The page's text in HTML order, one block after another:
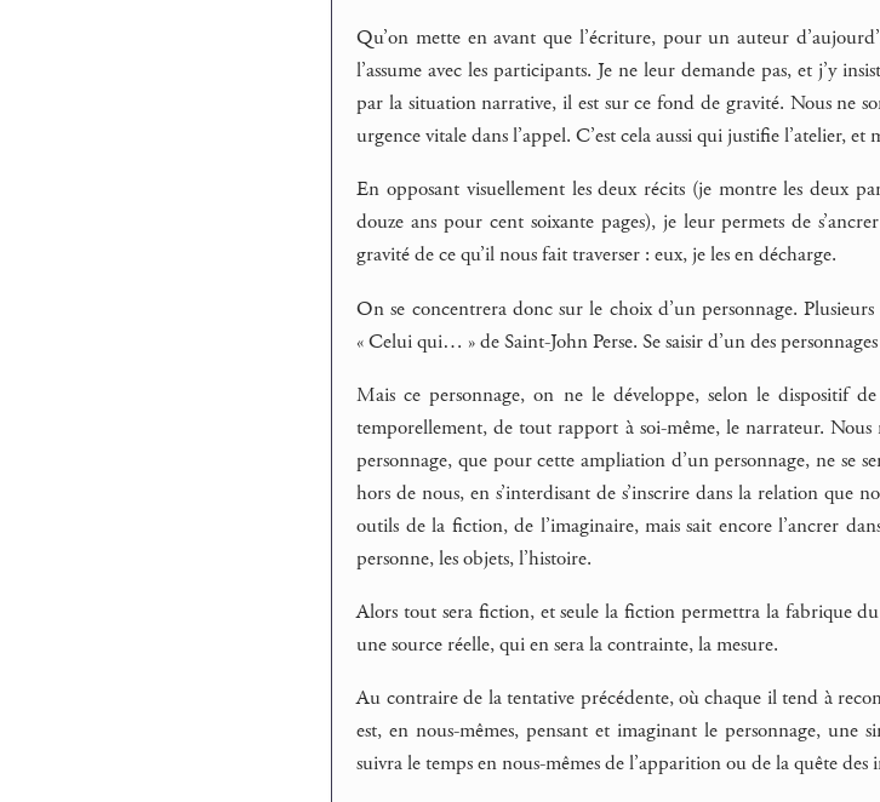
Qu’on mette en avant que l’écriture, pour un auteur
l’assume avec les participants. Je ne leur demande pas, et j’y
par la situation narrative, il est sur ce fond de gravité. Nous ne
urgence vitale dans l’appel. C’est cela aussi qui justifie l’atelier, et
En opposant visuellement les deux récits (je montre les deux
douze ans pour cent soixante pages), je leur permets de
gravité de ce qu’il nous fait traverser : eux, je les en décharge.
On se concentrera donc sur le choix d’un personnage.
« Celui qui… » de Saint-John Perse. Se saisir d’un des
Mais ce personnage, on ne le développe, selon le dispositif
temporellement, de tout rapport à soi-même, le narrateur.
personnage, que pour cette ampliation d’un personnage, ne se
hors de nous, en s’interdisant de s’inscrire dans la relation que
outils de la fiction, de l’imaginaire, mais sait encore l’ancrer
personne, les objets, l’histoire.
Alors tout sera fiction, et seule la fiction permettra la fabrique
une source réelle, qui en sera la contrainte, la mesure.
Au contraire de la tentative précédente, où chaque il tend à
est, en nous-mêmes, pensant et imaginant le personnage, une
suivra le temps en nous-mêmes de l’apparition ou de la quête